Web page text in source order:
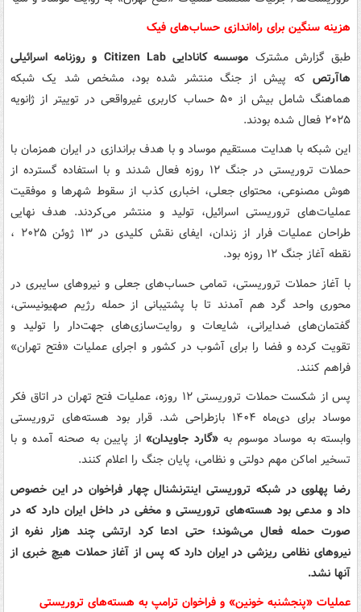
هزینه سنگین برای راه‌اندازی حساب‌های فیک
طبق گزارش مشترک
موسسه کانادایی Citizen Lab و روزنامه اسرائیلی
هاآرتص که پیش از جنگ منتشر شده بود، مشخص شد یک شبکه
هماهنگ شامل بیش از ۵۰ حساب کاربری غیرواقعی در توییتر از ژانویه
۲۰۲۵ فعال شده بودند.
این شبکه با هدایت مستقیم موساد و با هدف براندازی در ایران همزمان با
حملات تروریستی در جنگ ۱۲ روزه فعال شدند و با استفاده گسترده از
هوش مصنوعی، محتوای جعلی، اخباری کذب از سقوط شهرها و موفقیت
عملیات‌های تروریستی اسرائیل، تولید و منتشر می‌کردند. هدف نهایی
طراحان عملیات فرار از زندان، ایفای نقش کلیدی در ۱۳ ژوئن ۲۰۲۵ ،
نقطه آغاز جنگ ۱۲ روزه بود.
با آغاز حملات تروریستی، تمامی حساب‌های جعلی و نیروهای سایبری در
محوری واحد گرد هم آمدند تا با پشتیبانی از حمله رژیم صهیونیستی،
گفتمان‌های ضدایرانی، شایعات و روایت‌سازی‌های جهت‌دار را تولید و
تقویت کرده و فضا را برای آشوب در کشور و اجرای عملیات «فتح تهران»
فراهم کنند.
پس از شکست حملات تروریستی ۱۲ روزه، عملیات فتح تهران در اتاق فکر
موساد برای دی‌ماه ۱۴۰۴ بازطراحی شد. قرار بود هسته‌های تروریستی
وابسته به موساد موسوم به«گارد جاویدان»از پایین به صحنه آمده و با
تسخیر اماکن مهم دولتی و نظامی، پایان جنگ را اعلام کنند.
رضا پهلوی در شبکه تروریستی اینترنشنال چهار فراخوان در این خصوص
داد و مدعی بود هسته‌های تروریستی و مخفی در داخل ایران دارد که در
صورت حمله فعال می‌شوند؛ حتی ادعا کرد ارتشی چند هزار نفره از
نیروهای نظامی ریزشی در ایران دارد که پس از آغاز حملات هیچ خبری از
آنها نشد.
عملیات «پنجشنبه خونین» و فراخوان ترامپ به هسته‌های تروریستی